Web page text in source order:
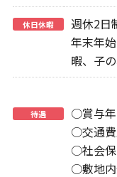
休日休暇
週休2日
年末年
暇、子
待遇
○賞与年
○交通費
○社会
○敷地内